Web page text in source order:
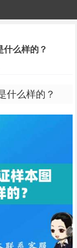
么样的？
什么样的？